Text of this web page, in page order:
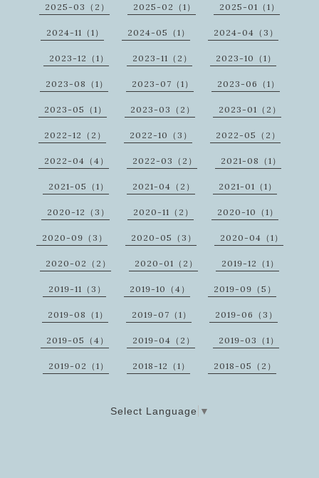
2025-03（2） 2025-02（1） 2025-01（1）
2024-11（1） 2024-05（1） 2024-04（3）
2023-12（1） 2023-11（2） 2023-10（1）
2023-08（1） 2023-07（1） 2023-06（1）
2023-05（1） 2023-03（2） 2023-01（2）
2022-12（2） 2022-10（3） 2022-05（2）
2022-04（4） 2022-03（2） 2021-08（1）
2021-05（1） 2021-04（2） 2021-01（1）
2020-12（3） 2020-11（2） 2020-10（1）
2020-09（3） 2020-05（3） 2020-04（1）
2020-02（2） 2020-01（2） 2019-12（1）
2019-11（3） 2019-10（4） 2019-09（5）
2019-08（1） 2019-07（1） 2019-06（3）
2019-05（4） 2019-04（2） 2019-03（1）
2019-02（1） 2018-12（1） 2018-05（2）
Select Language ▼